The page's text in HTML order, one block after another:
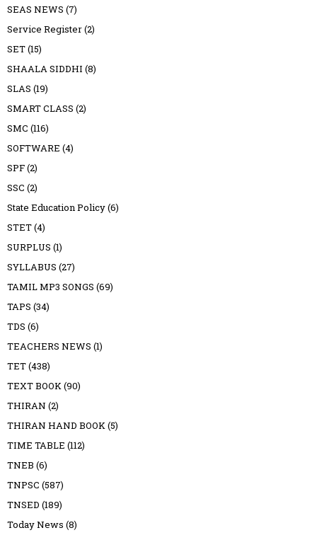
SEAS NEWS (7)
Service Register(2)
SET(15)
SHAALA SIDDHI (8)
SLAS (19)
SMART CLASS (2)
SMC (116)
SOFTWARE (4)
SPF(2)
SSC (2)
State Education Policy(6)
STET(4)
SURPLUS (1)
SYLLABUS (27)
TAMIL MP3 SONGS (69)
TAPS (34)
TDS (6)
TEACHERS NEWS (1)
TET(438)
TEXT BOOK(90)
THIRAN (2)
THIRAN HAND BOOK(5)
TIME TABLE (112)
TNEB (6)
TNPSC (587)
TNSED (189)
Today News (8)